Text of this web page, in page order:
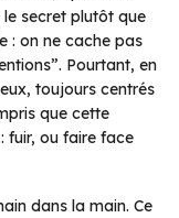
le secret plutôt que
: on ne cache pas
Pourtant, en
toujours centrés
que cette
fuir, ou faire face
dans la main. Ce